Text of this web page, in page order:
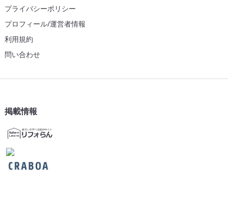
プライバシーポリシー
プロフィール/運営者情報
利用規約
問い合わせ
掲載情報